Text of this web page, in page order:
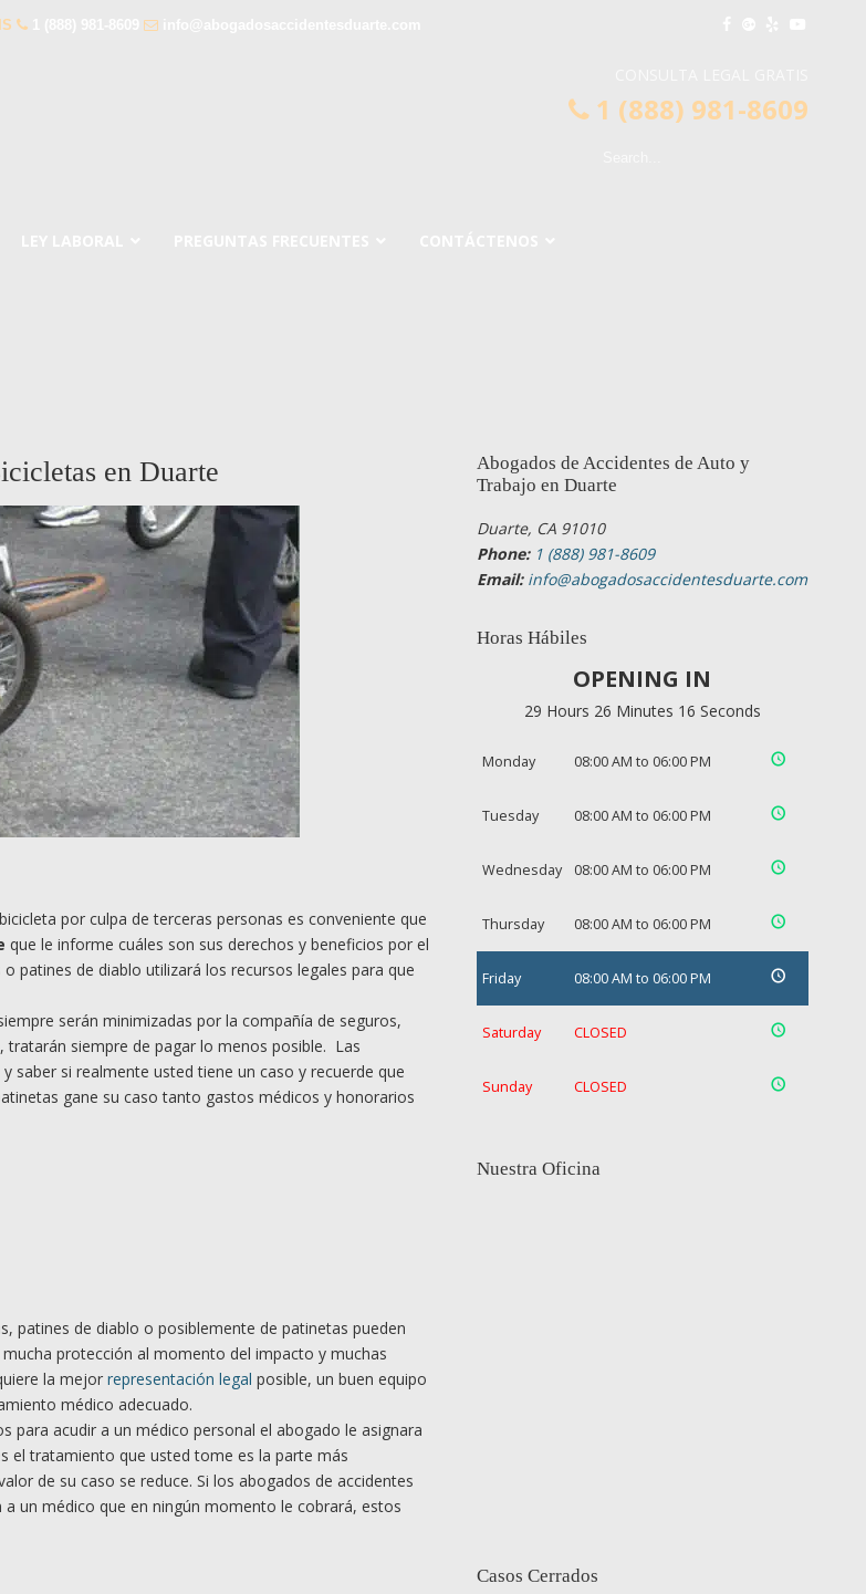
1 (888) 981-8609
en Duarte
por culpa de terceras personas es conveniente que
que le informe cuáles son sus derechos y beneficios por el
patines de diablo utilizará los recursos legales para que
serán minimizadas por la compañía de seguros,
siempre de pagar lo menos posible. Las
saber si realmente usted tiene un caso y recuerde que
gane su caso tanto gastos médicos y honorarios
patines de diablo o posiblemente de patinetas pueden
protección al momento del impacto y muchas
la mejor representación legal posible, un buen equipo
médico adecuado.
para acudir a un médico personal el abogado le asignara
el tratamiento que usted tome es la parte más
de su caso se reduce. Si los abogados de accidentes
un médico que en ningún momento le cobrará, estos
Abogados de Accidentes de Auto y
Trabajo en Duarte
Duarte, CA 91010
Phone: 1 (888) 981-8609
Email: info@abogadosaccidentesduarte.com
Horas Hábiles
OPENING IN
29 Hours 26 Minutes 15 Seconds
Monday 08:00 AM to 06:00 PM
Tuesday 08:00 AM to 06:00 PM
Wednesday 08:00 AM to 06:00 PM
Thursday 08:00 AM to 06:00 PM
Friday 08:00 AM to 06:00 PM
Saturday CLOSED
Sunday CLOSED
Nuestra Oficina
Casos Cerrados